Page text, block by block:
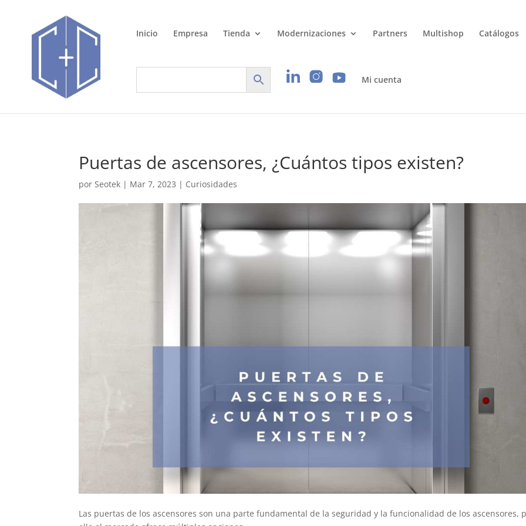
Inicio Empresa Tienda Modernizaciones Partners Multishop Catálogos
Mi cuenta
Puertas de ascensores, ¿Cuántos tipos existen?
porSeotek | Mar 7, 2023 | Curiosidades
Las puertas de los ascensores son una parte fundamental de la seguridad y la funcionalidad de los ascensores,